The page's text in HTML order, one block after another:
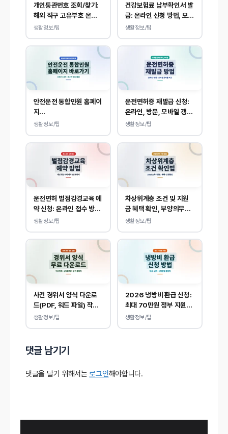
개인통관번호 조회/찾기:
해외 직구 고유부호 온라
인 확인, 발급 방법
생활정보/팁
건강보험료 납부확인서 발
급: 온라인 신청 방법, 모바
일 내역 조회 안내
생활정보/팁
안전운전 통합민원 홈페이
지
(www.safedriving.or
민원 사이트 접속
생활정보/팁
운전면허증 재발급 신청:
온라인, 방문, 모바일 갱신
및 분실 대응
생활정보/팁
운전면허 벌점감경교육 예
약 신청: 온라인 접수 방법
및 비용 안내
생활정보/팁
차상위계층 조건 및 지원
금 혜택 확인, 부양의무
자 기준 없이 소득, 재산
생활정보/팁
사건 경위서 양식 다운로
드(PDF, 워드 파일) 작성
방법 및 예시
생활정보/팁
2026 냉방비 환급 신청:
최대 70만원 정부 지원됩
니다.
생활정보/팁
댓글 남기기
댓글을 달기 위해서는로그인해야합니다.